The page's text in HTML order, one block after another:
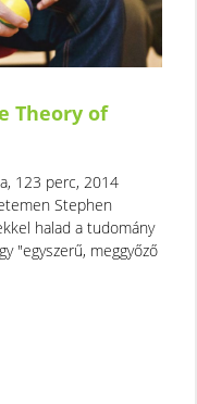
Theory of
123 perc, 2014
Stephen
halad a tudomány
"egyszerű, meggyőző